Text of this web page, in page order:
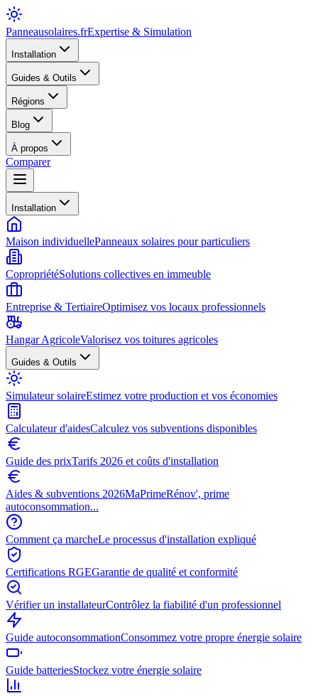
Panneausolaires.frExpertise & Simulation
Installation
Guides & Outils
Régions
Blog
À propos
Comparer
Installation
Maison individuellePanneaux solaires pour particuliers
CopropriétéSolutions collectives en immeuble
Entreprise & TertiaireOptimisez vos locaux professionnels
Hangar AgricoleValorisez vos toitures agricoles
Guides & Outils
Simulateur solaireEstimez votre production et vos économies
Calculateur d'aidesCalculez vos subventions disponibles
Guide des prixTarifs 2026 et coûts d'installation
Aides & subventions 2026MaPrimeRénov', prime
autoconsommation...
Comment ça marcheLe processus d'installation expliqué
Certifications RGEGarantie de qualité et conformité
Vérifier un installateurContrôlez la fiabilité d'un professionnel
Guide autoconsommationConsommez votre propre énergie solaire
Guide batteriesStockez votre énergie solaire